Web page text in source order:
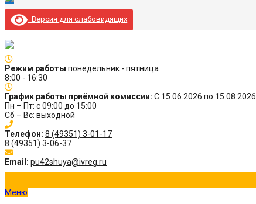
Версия для слабовидящих
Режим работы понедельник - пятница
8:00 - 16:30
График работы приёмной комиссии: С 15.06.2026 по 15.08.2026
Пн – Пт: с 09:00 до 15:00
Сб – Вс: выходной
Телефон: 8 (49351) 3-01-17
8 (49351) 3-06-37
Email: pu42shuya@ivreg.ru
Меню